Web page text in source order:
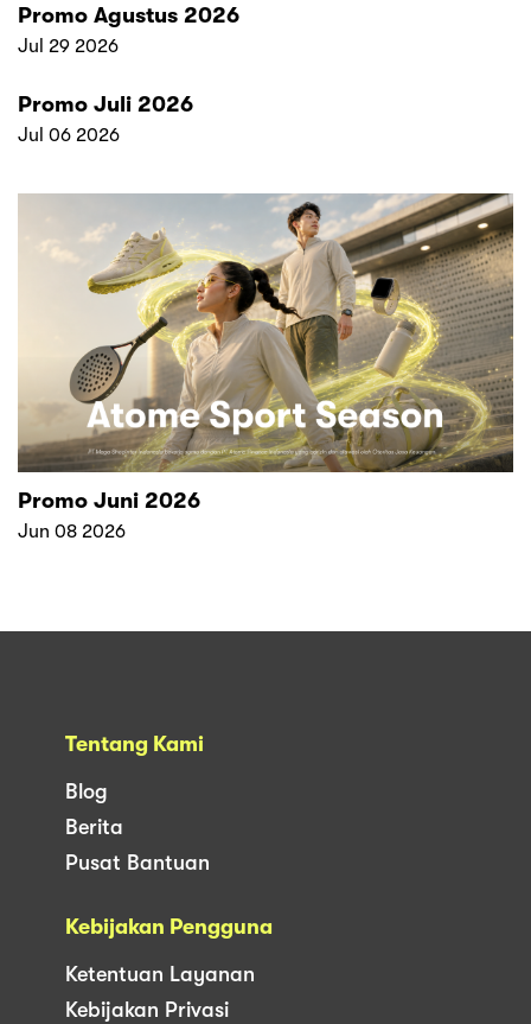
Promo Agustus 2026
Jul 29 2026
Promo Juli 2026
Jul 06 2026
Promo Juni 2026
Jun 08 2026
Tentang Kami
Blog
Berita
Pusat Bantuan
Kebijakan Pengguna
Ketentuan Layanan
Kebijakan Privasi